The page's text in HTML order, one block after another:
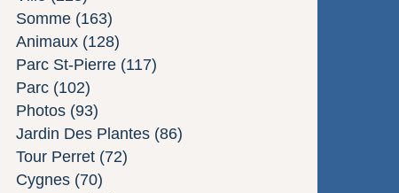
Somme (163)
Animaux (128)
Parc St-Pierre (117)
Parc (102)
Photos (93)
Jardin Des Plantes (86)
Tour Perret (72)
Cygnes (70)